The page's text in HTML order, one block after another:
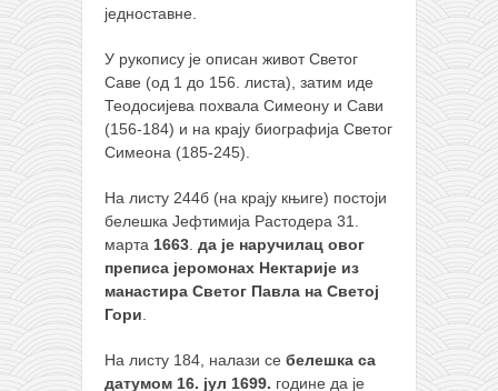
једноставне.
У рукопису је описан живот Светог
Саве (од 1 до 156. листа), затим иде
Теодосијева похвала Симеону и Сави
(156-184) и на крају биографија Светог
Симеона (185-245).
На листу 244б (на крају књиге) постоји
белешка Јефтимија Растодера 31.
марта 1663 да је наручилац овог
преписа јеромонах Нектарије из
манастира Светог Павла на Светој
Гори
На листу 184, налази се белешка са
датумом 16. јул 1699. године да је